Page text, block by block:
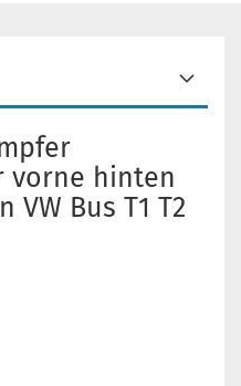
vorne hinten
VW Bus T1 T2